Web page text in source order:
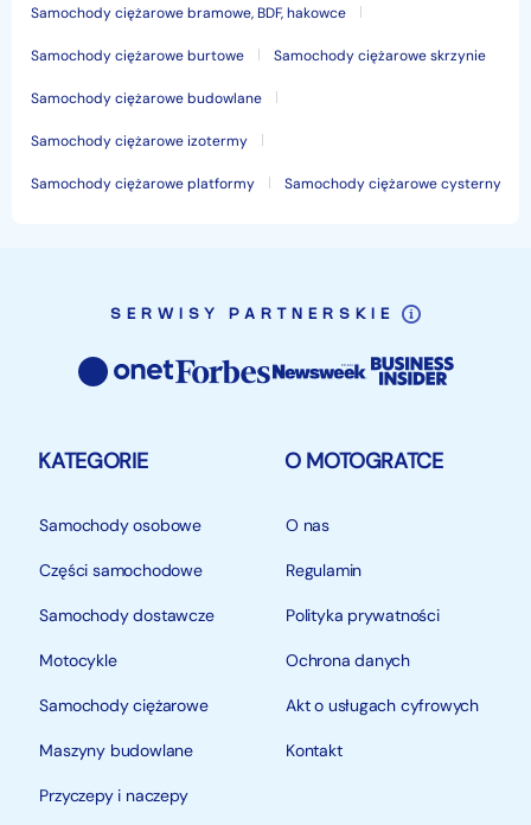
Samochody ciężarowe bramowe, BDF, hakowce
Samochody ciężarowe burtowe Samochody ciężarowe skrzynie
Samochody ciężarowe budowlane
Samochody ciężarowe izotermy
Samochody ciężarowe platformy Samochody ciężarowe cysterny
SERWISY PARTNERSKIE
KATEGORIE
Samochody osobowe
Części samochodowe
Samochody dostawcze
Motocykle
Samochody ciężarowe
Maszyny budowlane
Przyczepy i naczepy
O MOTOGRATCE
O nas
Regulamin
Polityka prywatności
Ochrona danych
Akt o usługach cyfrowych
Kontakt